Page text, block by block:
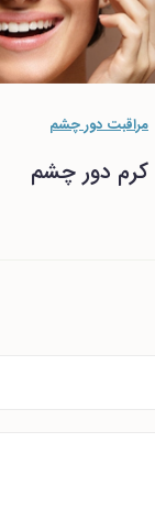
مراقبت دور چشم
کرم دور چشم